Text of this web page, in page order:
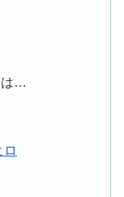
は…